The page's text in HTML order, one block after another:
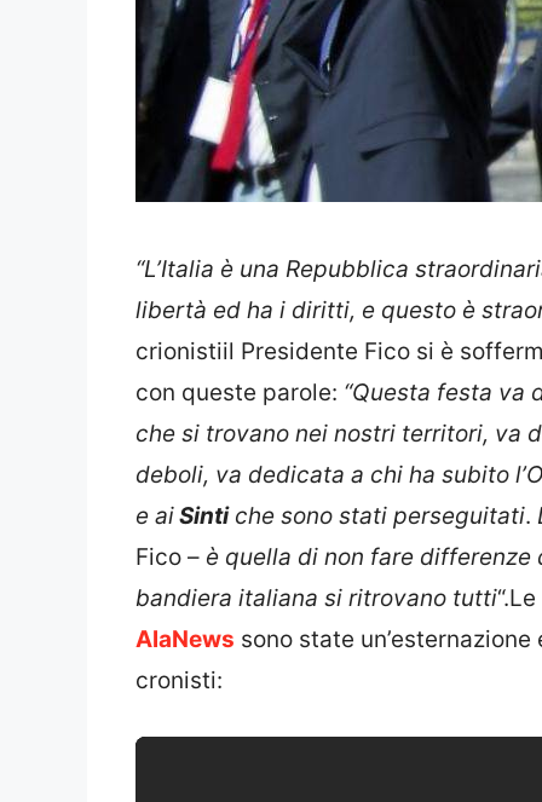
“L’Italia è una Repubblica
libertà ed ha i diritti, e questo è
crionistiil Presidente Fico si è
con queste parole: “Questa festa
che si trovano nei nostri territori, va
deboli, va dedicata a chi ha subito
e aiSintiche sono stati perseguitati.
Fico – è quella di non fare
bandiera italiana si ritrovano tutti
AlaNews sono state
cronisti: